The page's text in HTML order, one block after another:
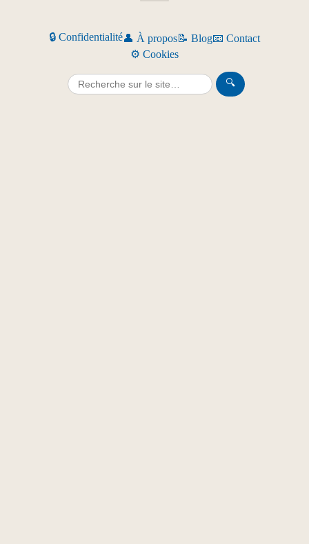
🔒 Confidentialité👤 À propos📝 Blog📧 Contact
⚙️ Cookies
🔍